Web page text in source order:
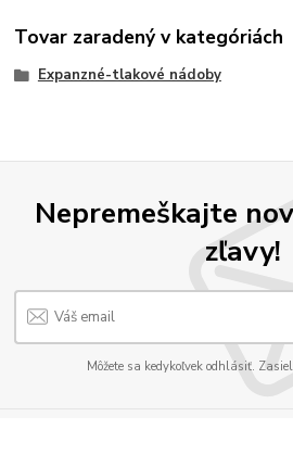
Tovar zaradený v kategóriách
Expanzné-tlakové nádoby
Nepremeškajte
zľavy!
Môžete sa kedykoľvek odhlásiť.